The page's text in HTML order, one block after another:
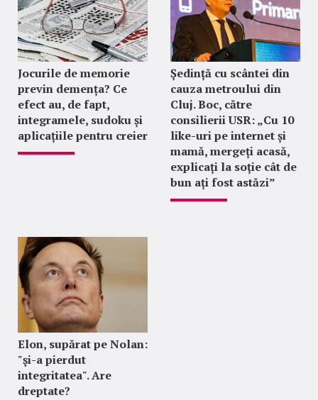
Jocurile de memorie
previn demența? Ce
efect au, de fapt,
integramele, sudoku și
aplicațiile pentru creier
Ședință cu scântei din
cauza metroului din
Cluj. Boc, către
consilierii USR: „Cu 10
like-uri pe internet și
mamă, mergeți acasă,
explicați la soție cât de
bun ați fost astăzi”
Elon, supărat pe Nolan:
"şi-a pierdut
integritatea". Are
dreptate?